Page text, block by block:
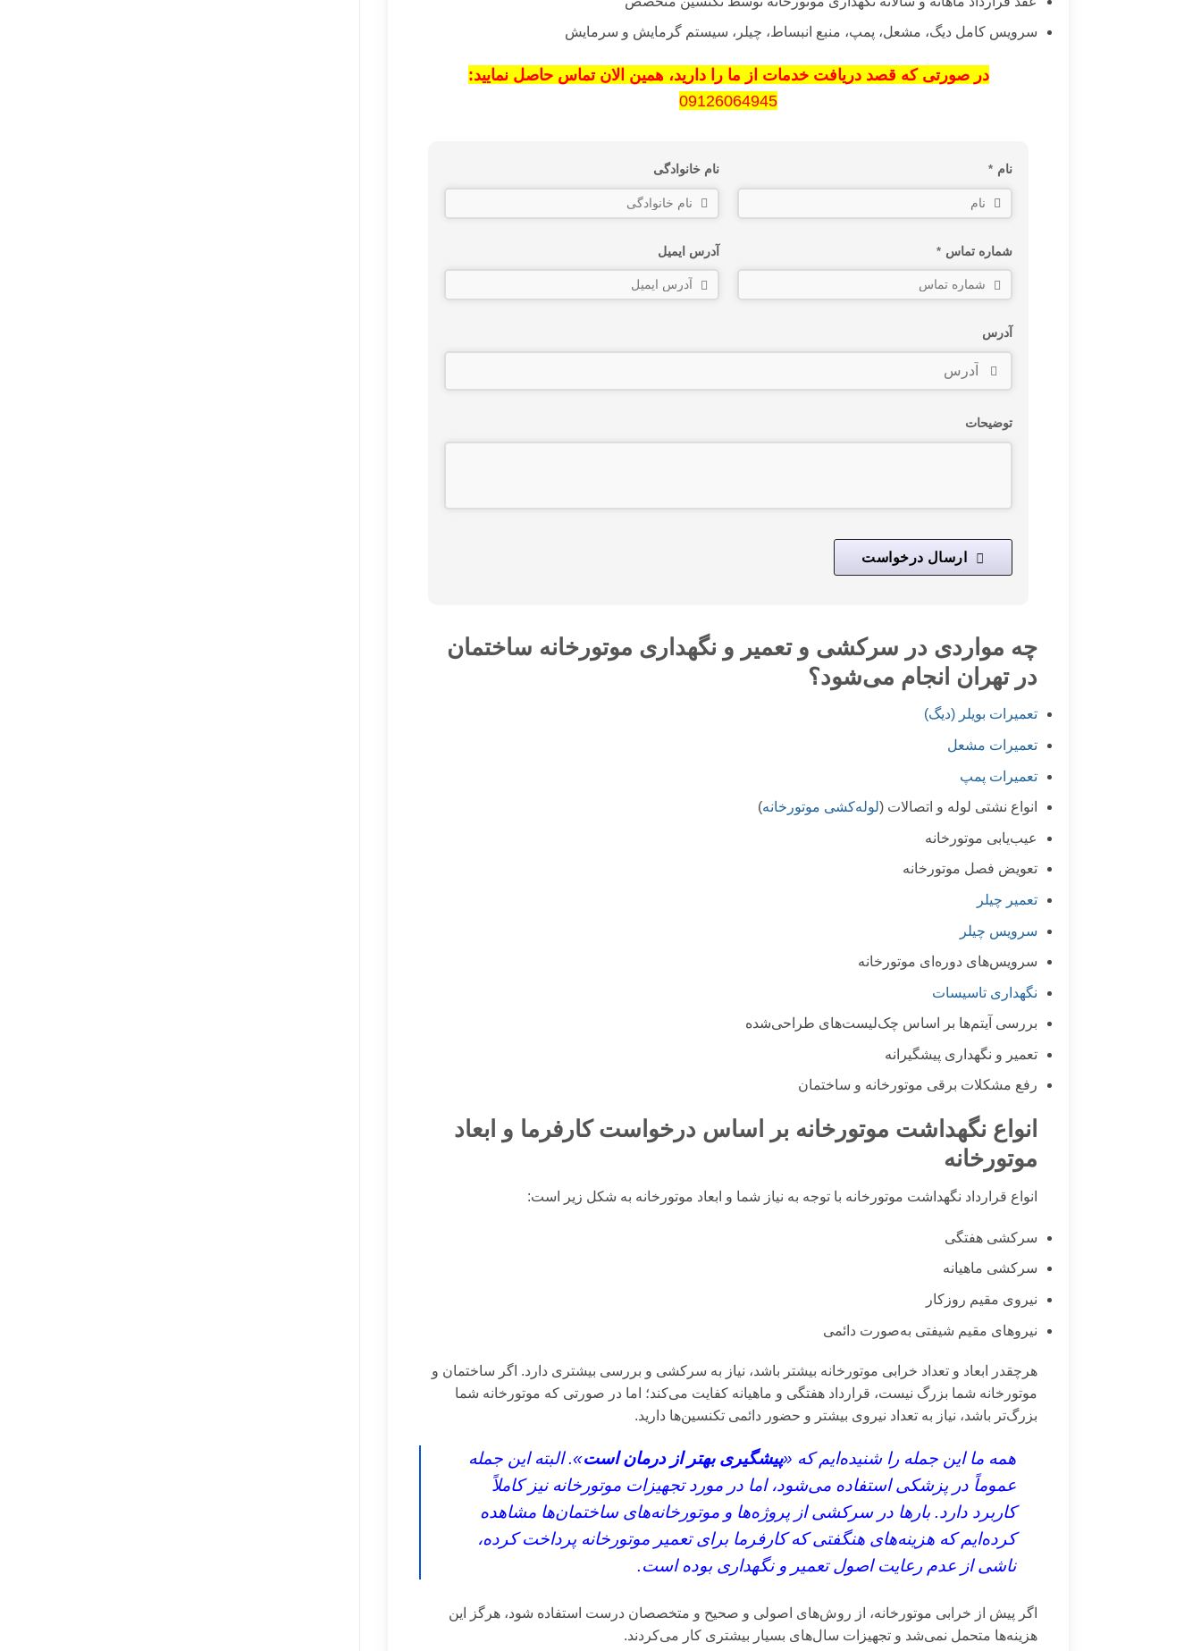
سرویس کامل دیگ، مشعل، پمپ، منبع انبساط، چیلر، سیستم گرمایش و سرمایش
در صورتی که قصد دریافت خدمات از ما را دارید، همین الان تماس حاصل نمایید:
09126064945
نام * نام خانوادگی
شماره تماس * آدرس ایمیل
آدرس
توضیحات
ارسال درخواست
should
be
left
چه مواردی در سرکشی و تعمیر و نگهداری موتورخانه ساختمان
در تهران انجام می‌شود؟
تعمیرات بویلر (دیگ)
تعمیرات مشعل
تعمیرات پمپ
انواع نشتی لوله و اتصالات (لوله‌کشی موتورخانه)
عیب‌یابی موتورخانه
تعویض فصل موتورخانه
تعمیر چیلر
سرویس چیلر
سرویس‌های دوره‌ای موتورخانه
نگهداری تاسیسات
بررسی آیتم‌ها بر اساس چک‌لیست‌های طراحی‌شده
تعمیر و نگهداری پیشگیرانه
رفع مشکلات برقی موتورخانه و ساختمان
انواع نگهداشت موتورخانه بر اساس درخواست کارفرما و ابعاد
موتورخانه
انواع قرارداد نگهداشت موتورخانه با توجه به نیاز شما و ابعاد موتورخانه به شکل زیر است:
سرکشی هفتگی
سرکشی ماهیانه
نیروی مقیم روزکار
نیروهای مقیم شیفتی به‌صورت دائمی
هرچقدر ابعاد و تعداد خرابی موتورخانه بیشتر باشد، نیاز به سرکشی و بررسی بیشتری دارد. اگر ساختمان و
موتورخانه شما بزرگ نیست، قرارداد هفتگی و ماهیانه کفایت می‌کند؛ اما در صورتی که موتورخانه شما
بزرگ‌تر باشد، نیاز به تعداد نیروی بیشتر و حضور دائمی تکنسین‌ها دارید.
همه ما این جمله را شنیده‌ایم که «پیشگیری بهتر از درمان است». البته این جمله
عموماً در پزشکی استفاده می‌شود، اما در مورد تجهیزات موتورخانه نیز کاملاً
کاربرد دارد. بارها در سرکشی از پروژه‌ها و موتورخانه‌های ساختمان‌ها مشاهده
کرده‌ایم که هزینه‌های هنگفتی که کارفرما برایتعمیر موتورخانه پرداخت کرده،
ناشی از عدم رعایت اصول تعمیر و نگهداری بوده است.
اگر پیش از خرابی موتورخانه، از روش‌های اصولی و صحیح و متخصصان درست استفاده شود، هرگز این
هزینه‌ها متحمل نمی‌شد و تجهیزات سال‌های بسیار بیشتری کار می‌کردند.